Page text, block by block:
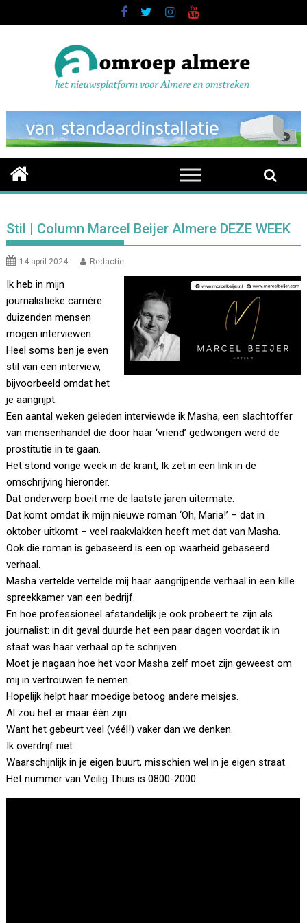
to
Stil | Column Marcel Beijer Almere DEZE WEEK
14 april 2024 Redactie
Ik heb in mijn
journalistieke carrière
duizenden mensen
mogen interviewen.
Heel soms ben je even
stil van een interview,
bijvoorbeeld omdat het
je aangrijpt.
Een aantal weken geleden interviewde ik Masha, een slachtoffer
van mensenhandel die door haar ‘vriend’ gedwongen werd de
prostitutie in te gaan.
Het stond vorige week in de krant, Ik zet in een link in de
omschrijving hieronder.
Dat onderwerp boeit me de laatste jaren uitermate.
Dat komt omdat ik mijn nieuwe roman ‘Oh, Maria!’ – dat in
oktober uitkomt – veel raakvlakken heeft met dat van Masha.
Ook die roman is gebaseerd is een op waarheid gebaseerd
verhaal.
Masha vertelde vertelde mij haar aangrijpende verhaal in een kille
spreekkamer van een bedrijf.
En hoe professioneel afstandelijk je ook probeert te zijn als
journalist: in dit geval duurde het een paar dagen voordat ik in
staat was haar verhaal op te schrijven.
Moet je nagaan hoe het voor Masha zelf moet zijn geweest om
mij in vertrouwen te nemen.
Hopelijk helpt haar moedige betoog andere meisjes.
Al zou het er maar één zijn.
Want het gebeurt veel (véél!) vaker dan we denken.
Ik overdrijf niet.
Waarschijnlijk in je eigen buurt, misschien wel in je eigen straat.
Het nummer van Veilig Thuis is 0800-2000.